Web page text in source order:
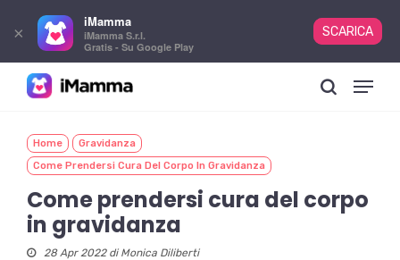
content
Menu
Home
Gravidanza
Come Prendersi Cura Del Corpo In Gravidanza
Come prendersi cura del corpo
in gravidanza
28 Apr 2022 di Monica Diliberti
×
iMamma
iMamma S.r.l.
Gratis - Su Google Play
SCARICA